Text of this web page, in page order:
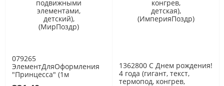
079265
ЭлементДляОформления
"Принцесса" (1м
1362800 С Днем рождения!
4 года (гигант, текст,
термопод, конгрев,